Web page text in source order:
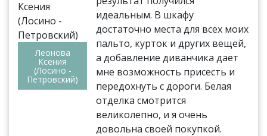
Леонова
Ксения
(Лосино -
Петровский)
идеальным. В шкафу
достаточно места для всех моих
пальто, курток и других вещей,
а добавление диванчика дает
мне возможность присесть и
передохнуть с дороги. Белая
отделка смотрится
великолепно, и я очень
довольна своей покупкой.